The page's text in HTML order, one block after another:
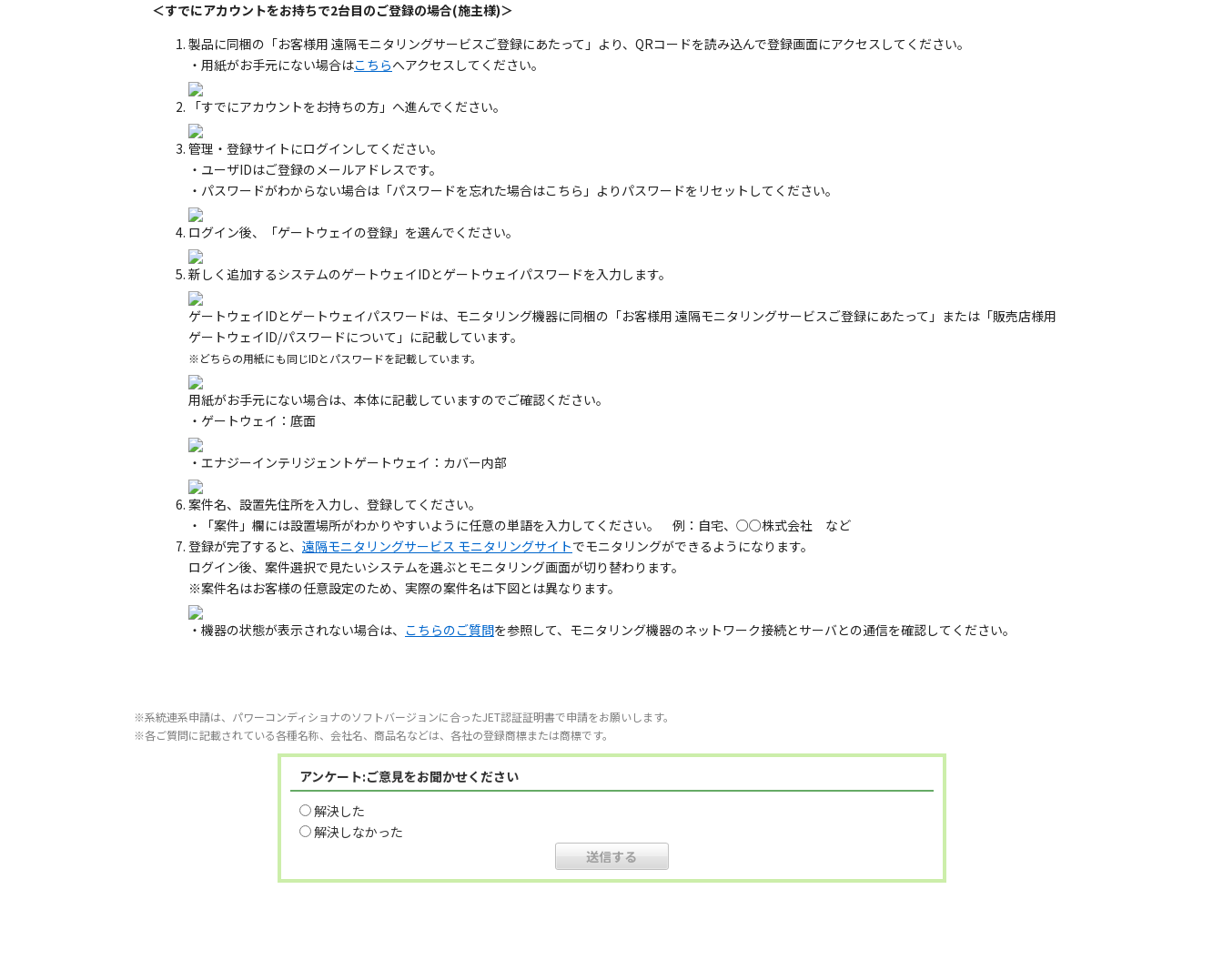
＜すでにアカウントをお持ちで2台目のご登録の場合(施主様)＞
製品に同梱の「お客様用 遠隔モニタリングサービスご登録にあたって」より、QRコードを読み込んで登録画面にアクセスしてください。
・用紙がお手元にない場合はこちらへアクセスしてください。
「すでにアカウントをお持ちの方」へ進んでください。
管理・登録サイトにログインしてください。
・ユーザIDはご登録のメールアドレスです。
・パスワードがわからない場合は「パスワードを忘れた場合はこちら」よりパスワードをリセットしてください。
ログイン後、「ゲートウェイの登録」を選んでください。
新しく追加するシステムのゲートウェイIDとゲートウェイパスワードを入力します。
ゲートウェイIDとゲートウェイパスワードは、モニタリング機器に同梱の「お客様用 遠隔モニタリングサービスご登録にあたって」または「販売店様用
ゲートウェイID/パスワードについて」に記載しています。
※どちらの用紙にも同じIDとパスワードを記載しています。
用紙がお手元にない場合は、本体に記載していますのでご確認ください。
・ゲートウェイ：底面
・エナジーインテリジェントゲートウェイ：カバー内部
案件名、設置先住所を入力し、登録してください。
・「案件」欄には設置場所がわかりやすいように任意の単語を入力してください。 例：自宅、○○株式会社 など
登録が完了すると、 遠隔モニタリングサービス モニタリングサイトでモニタリングができるようになります。
ログイン後、案件選択で見たいシステムを選ぶとモニタリング画面が切り替わります。
※案件名はお客様の任意設定のため、実際の案件名は下図とは異なります。
・機器の状態が表示されない場合は、 こちらのご質問を参照して、モニタリング機器のネットワーク接続とサーバとの通信を確認してください。
※系統連系申請は、パワーコンディショナのソフトバージョンに合ったJET認証証明書で申請をお願いします。
※各ご質問に記載されている各種名称、会社名、商品名などは、各社の登録商標または商標です。
アンケート:ご意見をお聞かせください
解決した
解決しなかった